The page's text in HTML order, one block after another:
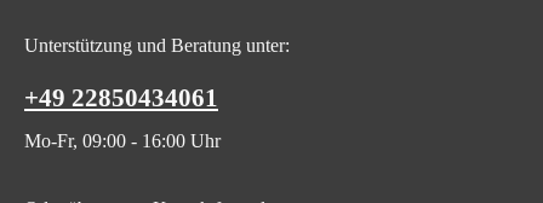
Unterstützung und Beratung unter:
+49 22850434061
Mo-Fr, 09:00 - 16:00 Uhr